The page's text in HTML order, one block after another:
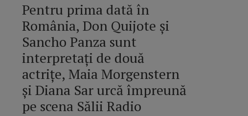
Pentru prima dată în
România, Don Quijote și
Sancho Panza sunt
interpretați de două
actrițe, Maia Morgenstern
și Diana Sar urcă împreună
pe scena Sălii Radio